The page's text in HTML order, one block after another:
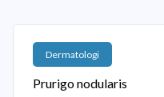
Dermatologi
Prurigo nodularis